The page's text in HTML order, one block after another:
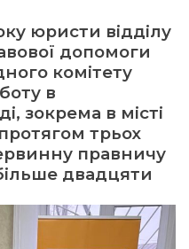
юристи відділу
допомоги
комітету
в
зокрема в місті
трьох
правничу
двадцяти